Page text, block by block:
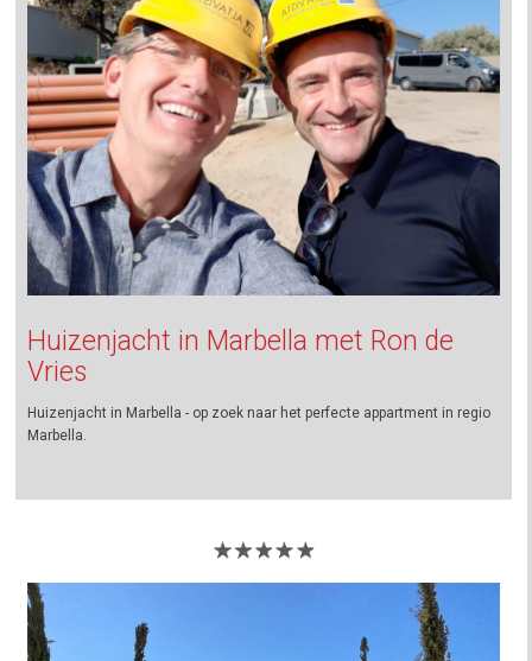
Huizenjacht in Marbella met Ron de
Vries
Huizenjacht in Marbella - op zoek naar het perfecte appartment in regio
Marbella.